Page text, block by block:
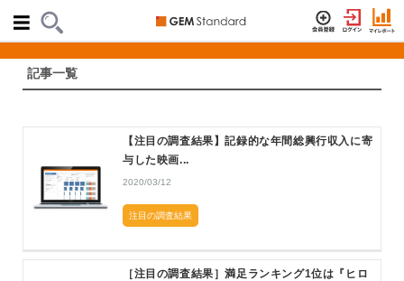
記事一覧
【注目の調査結果】記録的な年間総興行収入に寄
与した映画...
2020/03/12
注目の調査結果
［注目の調査結果］満足ランキング1位は『ヒロ